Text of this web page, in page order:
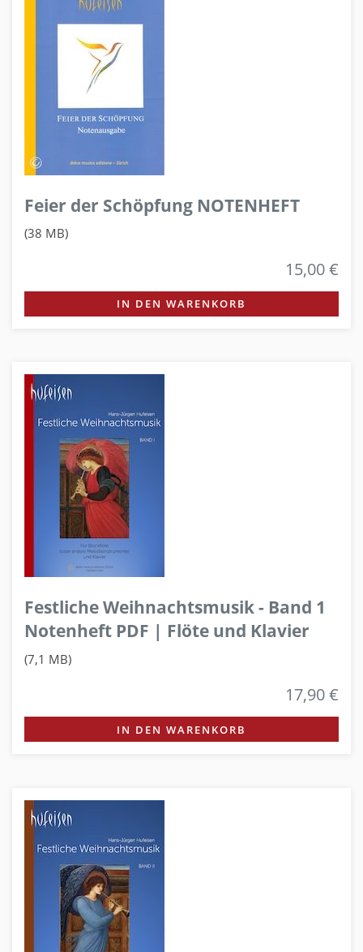
Feier der Schöpfung NOTENHEFT
(38 MB)
15,00 €
IN DEN WARENKORB
Festliche Weihnachtsmusik - Band 1
Notenheft PDF | Flöte und Klavier
(7,1 MB)
17,90 €
IN DEN WARENKORB